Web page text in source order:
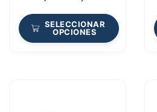
SELECCIONAR
OPCIONES